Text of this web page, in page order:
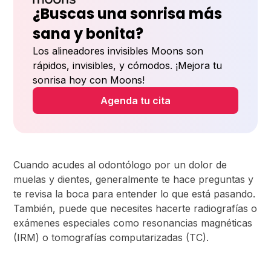
¿Buscas una sonrisa más
sana y bonita?
Los alineadores invisibles Moons son
rápidos, invisibles, y cómodos. ¡Mejora tu
sonrisa hoy con Moons!
Agenda tu cita
Cuando acudes al odontólogo por un dolor de
muelas y dientes, generalmente te hace preguntas y
te revisa la boca para entender lo que está pasando.
También, puede que necesites hacerte radiografías o
exámenes especiales como resonancias magnéticas
(IRM) o tomografías computarizadas (TC).